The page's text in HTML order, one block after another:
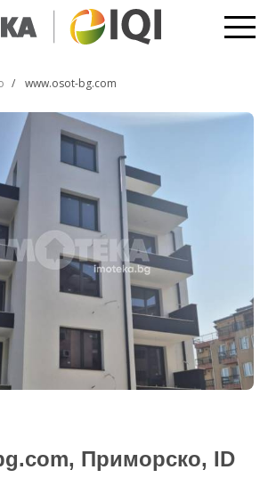
www.osot-bg.com
Приморско, ID